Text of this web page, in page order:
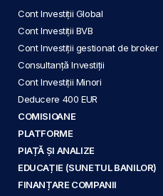
Cont Investiții Global
Cont Investiții BVB
Cont Investiții gestionat de broker
Consultanță Investiții
Cont Investiții Minori
Deducere 400 EUR
COMISIOANE
PLATFORME
PIAȚĂ ȘI ANALIZE
EDUCAȚIE (SUNETUL BANILOR)
FINANȚARE COMPANII